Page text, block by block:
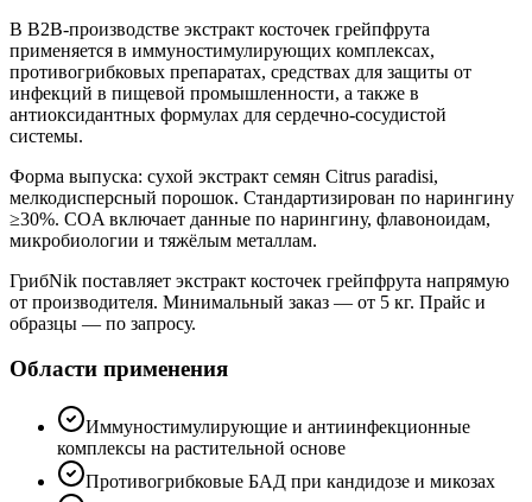
В B2B-производстве экстракт косточек грейпфрута
применяется в иммуностимулирующих комплексах,
противогрибковых препаратах, средствах для защиты от
инфекций в пищевой промышленности, а также в
антиоксидантных формулах для сердечно-сосудистой
системы.
Форма выпуска: сухой экстракт семян Citrus paradisi,
мелкодисперсный порошок. Стандартизирован по нарингину
≥30%. COA включает данные по нарингину, флавоноидам,
микробиологии и тяжёлым металлам.
ГрибNik поставляет экстракт косточек грейпфрута напрямую
от производителя. Минимальный заказ — от 5 кг. Прайс и
образцы — по запросу.
Области применения
Иммуностимулирующие и антиинфекционные
комплексы на растительной основе
Противогрибковые БАД при кандидозе и микозах